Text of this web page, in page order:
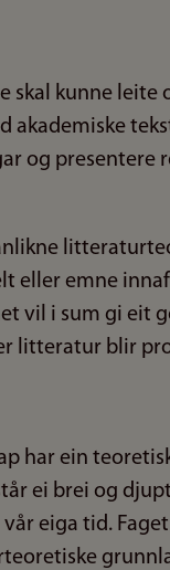
kunne leite
akademiske
og presentere
eller emne
vil i sum gi eit
litteratur blir
har ein
ei brei og
eiga tid.